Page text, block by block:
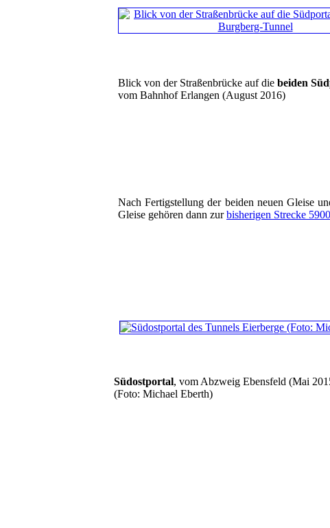
Blick von der Straßenbrücke auf die beiden
vom Bahnhof Erlangen (August 2016)
Nach Fertigstellung der beiden neuen Gleise
Gleise gehören dann zurbisherigen Strecke 5900
Südostportal, vom Abzweig Ebensfeld (Mai
(Foto: Michael Eberth)